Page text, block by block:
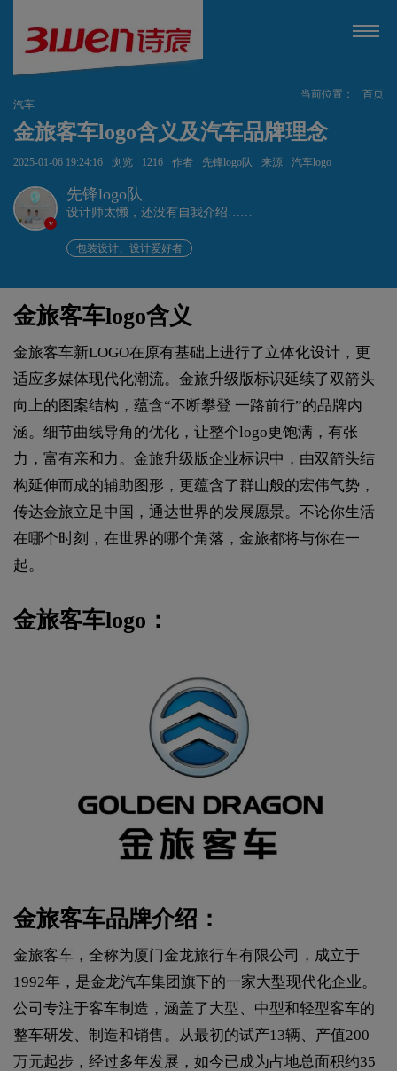
当前位置：
首页
汽车
金旅客车logo含义及汽车品牌理念
2025-01-06 19:24:16 浏览 1216 作者 先锋logo队 来源 汽车logo
v
先锋logo队
设计师太懒，还没有自我介绍……
包装设计、设计爱好者
金旅客车logo含义
金旅客车新LOGO在原有基础上进行了立体化设计，更
适应多媒体现代化潮流。金旅升级版标识延续了双箭头
向上的图案结构，蕴含“不断攀登 一路前行”的品牌内
涵。细节曲线导角的优化，让整个logo更饱满，有张
力，富有亲和力。金旅升级版企业标识中，由双箭头结
构延伸而成的辅助图形，更蕴含了群山般的宏伟气势，
传达金旅立足中国，通达世界的发展愿景。不论你生活
在哪个时刻，在世界的哪个角落，金旅都将与你在一
起。
金旅客车logo：
金旅客车品牌介绍：
金旅客车，全称为厦门金龙旅行车有限公司，成立于
1992年，是金龙汽车集团旗下的一家大型现代化企业。
公司专注于客车制造，涵盖了大型、中型和轻型客车的
整车研发、制造和销售。从最初的试产13辆、产值200
万元起步，经过多年发展，如今已成为占地总面积约35